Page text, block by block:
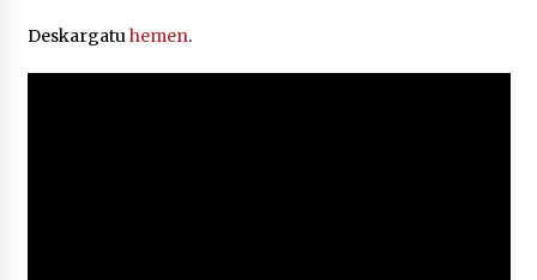
MUSIBLA #297: Bide, Boards Of Canada, Somak,
Deskargatuhemen.